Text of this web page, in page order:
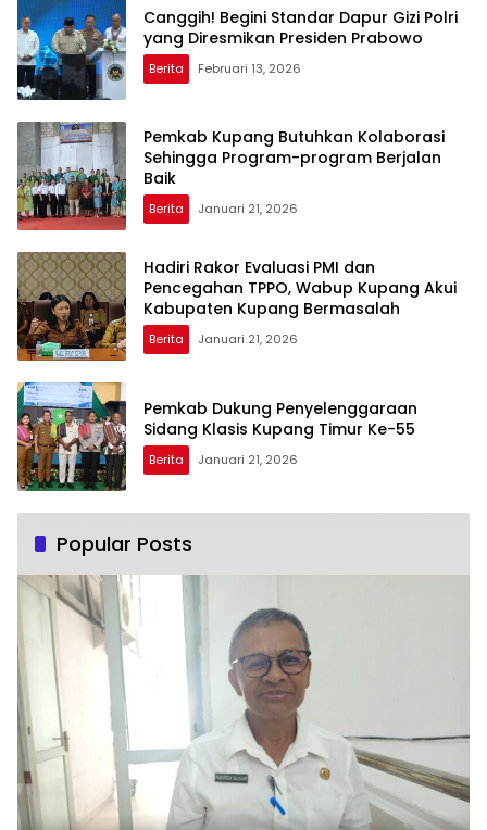
Canggih! Begini Standar Dapur Gizi Polri
yang Diresmikan Presiden Prabowo
Berita Februari 13, 2026
Pemkab Kupang Butuhkan Kolaborasi
Sehingga Program-program Berjalan
Baik
Berita Januari 21, 2026
Hadiri Rakor Evaluasi PMI dan
Pencegahan TPPO, Wabup Kupang Akui
Kabupaten Kupang Bermasalah
Berita Januari 21, 2026
Pemkab Dukung Penyelenggaraan
Sidang Klasis Kupang Timur Ke-55
Berita Januari 21, 2026
Popular Posts